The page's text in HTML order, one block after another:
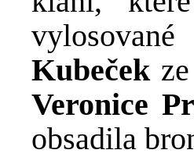
Kubeček
Veronice
obsadila